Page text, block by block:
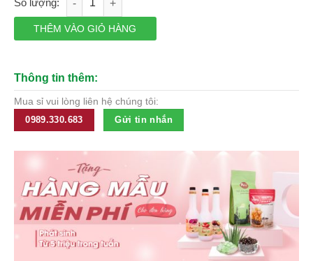
19,500₫.
là:
15,450₫.
THÊM VÀO GIỎ HÀNG
Thông tin thêm:
Mua sỉ vui lòng liên hệ chúng tôi:
0989.330.683
Gửi tin nhắn